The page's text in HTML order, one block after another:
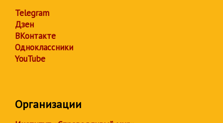
Telegram
Дзен
ВКонтакте
Одноклассники
YouTube
Организации